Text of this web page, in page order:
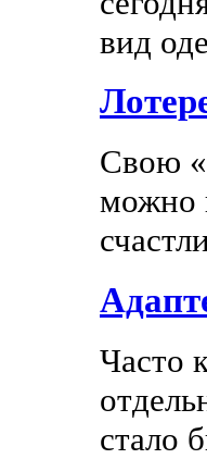
вид
Свою
можно
Часто
стало